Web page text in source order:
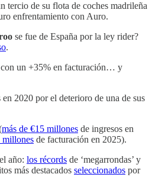
tercio de su flota de coches madrileña
enfrentamiento con Auro.
se fue de España por la ley rider?
.
un +35% en facturación… y
en 2020 por el deterioro de una de sus
más de €15 millones de ingresos en
millones de facturación en 2025).
año: los récords de ‘megarrondas’ y
más destacados seleccionados por